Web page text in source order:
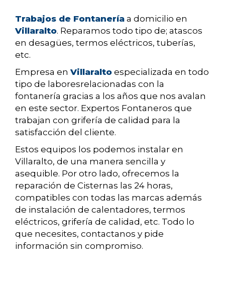
Trabajos de Fontanería a domicilio en
Villaralto. Reparamos todo tipo de; atascos
en desagües, termos eléctricos, tuberías,
etc.
Empresa en Villaralto especializada en todo
tipo de laboresrelacionadas con la
fontanería gracias a los años que nos avalan
en este sector. Expertos Fontaneros que
trabajan con grifería de calidad para la
satisfacción del cliente.
Estos equipos los podemos instalar en
Villaralto, de una manera sencilla y
asequible. Por otro lado, ofrecemos la
reparación de Cisternas las 24 horas,
compatibles con todas las marcas además
de instalación de calentadores, termos
eléctricos, grifería de calidad, etc. Todo lo
que necesites, contactanos y pide
información sin compromiso.